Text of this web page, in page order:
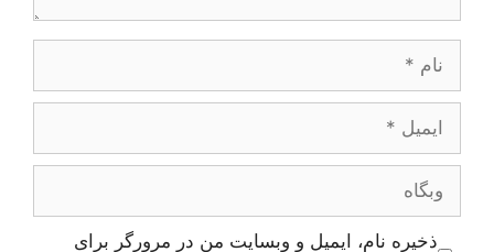
ایمیل
وبگاه
ذخیره نام، ایمیل و وبسایت من در مرورگر برای